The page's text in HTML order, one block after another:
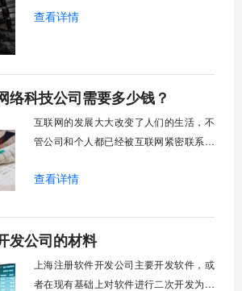
查看详情
络科技公司需要多少钱？
互联网的发展大大改变了人们的生活，不
管公司和个人都已经被互联网紧密联系在
联网产品和业务数不胜数。我们需要从事
么想在上海注册网络科技公司需要多少
钱？
查看详情
发公司的材料
上海注册软件开发公司主要开发软件，或
者在现有基础上对软件进行二次开发为主